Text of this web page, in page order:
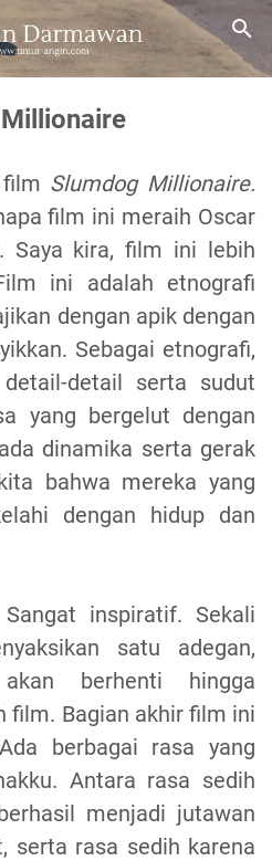
Slumdog Millionaire.
film ini meraih Oscar
Saya kira, film ini lebih
ini adalah etnografi
dengan apik dengan
Sebagai etnografi,
detail serta sudut
yang bergelut dengan
dinamika serta gerak
bahwa mereka yang
dengan hidup dan
inspiratif. Sekali
satu adegan,
berhenti hingga
film. Bagian akhir film ini
berbagai rasa yang
Antara rasa sedih
menjadi jutawan
serta rasa sedih karena